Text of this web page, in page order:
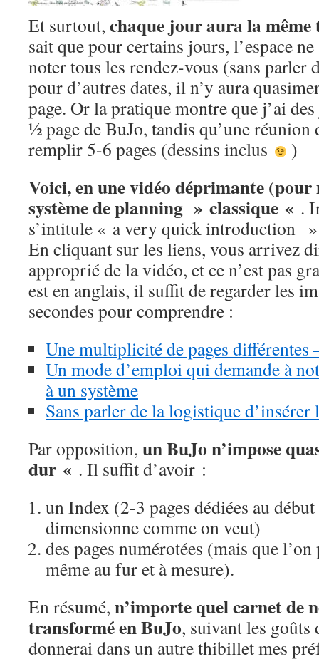
Et surtout, chaque jour aura la même
sait que pour certains jours, l’espace
noter tous les rendez-vous (sans parler
pour d’autres dates, il n’y aura
page. Or la pratique montre que j’ai
½ page de BuJo, tandis qu’une réunion
remplir 5-6 pages (dessins inclus
)
Voici, en une vidéo déprimante (pour
système de planning » classique « .
s’intitule « a very quick introduction
En cliquant sur les liens, vous arrivez
approprié de la vidéo, et ce n’est pas
est en anglais, il suffit de regarder les
secondes pour comprendre :
Une multiplicité de pages
Un mode d’emploi qui demande à
à un système
Sans parler de la logistique d’insérer
Par opposition, un BuJo n’impose
dur «. Il suffit d’avoir :
un Index (2-3 pages dédiées au
dimensionne comme on veut)
des pages numérotées (mais que
même au fur et à mesure).
En résumé, n’importe quel carnet de
transformé en BuJo, suivant les goûts
donnerai dans un autre thibillet mes